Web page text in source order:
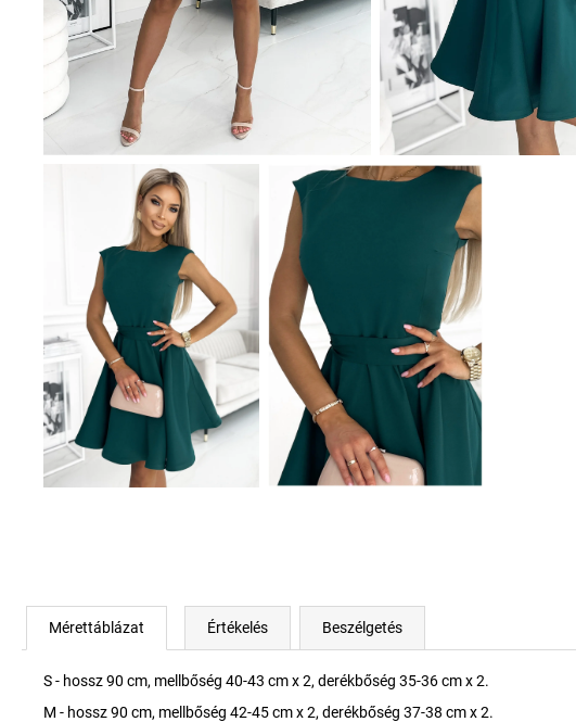
Mérettáblázat Értékelés Beszélgetés
S - hossz 90 cm, mellbőség 40-43 cm x 2, derékbőség 35-36 cm x 2.
M - hossz 90 cm, mellbőség 42-45 cm x 2, derékbőség 37-38 cm x 2.